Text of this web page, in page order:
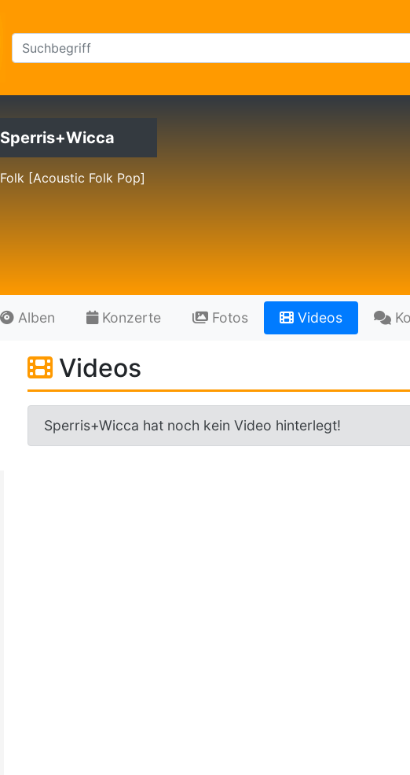
Sperris+Wicca
Folk [Acoustic Folk Pop]
Alben Konzerte Fotos Videos
Videos
Sperris+Wicca hat noch kein Video hinterlegt!